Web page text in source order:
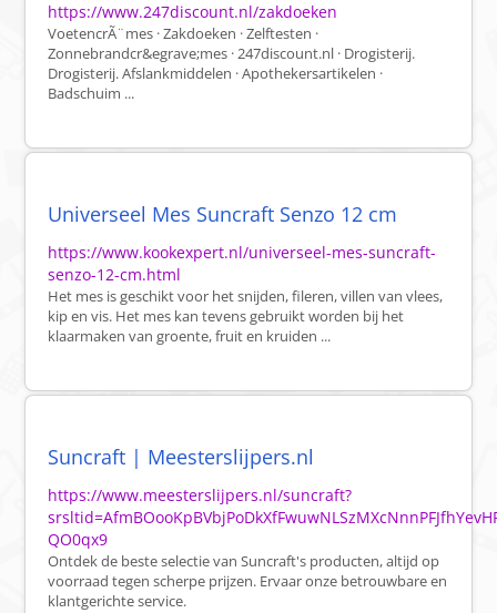
https://www.247discount.nl/zakdoeken
VoetencrÃ¨mes · Zakdoeken · Zelftesten ·
Zonnebrandcr&egrave;mes · 247discount.nl · Drogisterij.
Drogisterij. Afslankmiddelen · Apothekersartikelen ·
Badschuim ...
Universeel Mes Suncraft Senzo 12 cm
https://www.kookexpert.nl/universeel-mes-suncraft-
senzo-12-cm.html
Het mes is geschikt voor het snijden, fileren, villen van vlees,
kip en vis. Het mes kan tevens gebruikt worden bij het
klaarmaken van groente, fruit en kruiden ...
Suncraft | Meesterslijpers.nl
https://www.meesterslijpers.nl/suncraft?
QO0qx9
Ontdek de beste selectie van Suncraft's producten, altijd op
voorraad tegen scherpe prijzen. Ervaar onze betrouwbare en
klantgerichte service.